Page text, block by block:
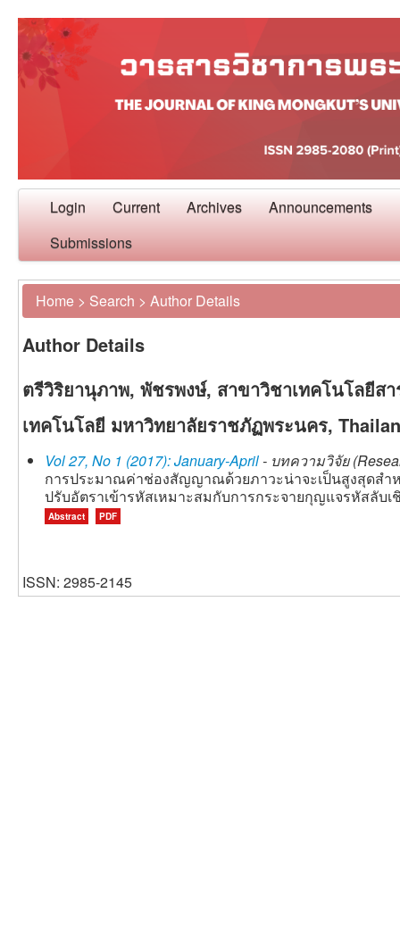
Login Current Archives Announcements
Submissions
Home > Search > Author Details
Author Details
ตรีวิริยานุภาพ, พัชรพงษ์, สาขาวิชาเทคโนโลยีส
เทคโนโลยี มหาวิทยาลัยราชภัฏพระนคร,
Vol 27, No 1 (2017): January-April- บทความวิจัย
การประมาณค่าช่องสัญญาณด้วยภาวะน่าจะเป็นสูงสุดสำ
ปรับอัตราเข้ารหัสเหมาะสมกับการกระจายกุญแจรหัสลับ
Abstract PDF
ISSN: 2985-2145